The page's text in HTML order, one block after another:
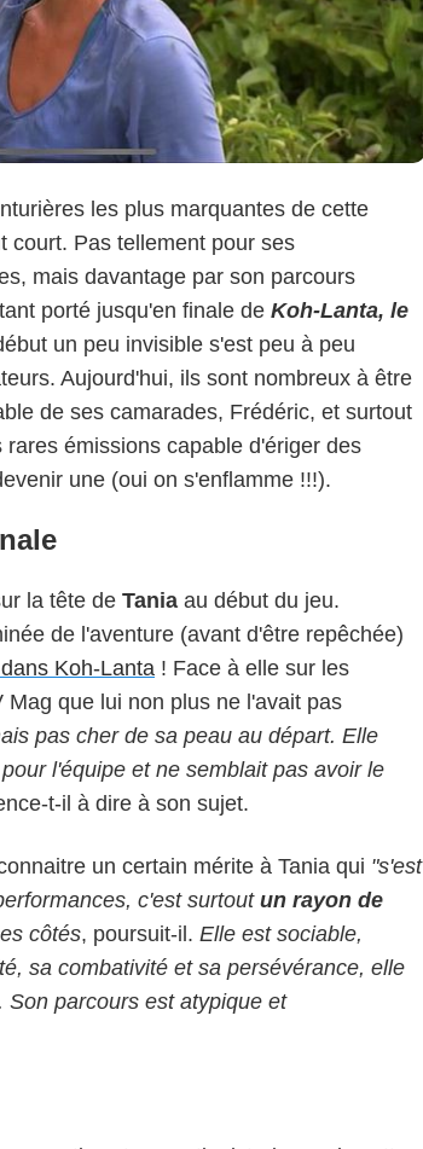
les plus marquantes de cette
court. Pas tellement pour ses
mais davantage par son parcours
porté jusqu'en finale de Koh-Lanta, le
un peu invisible s'est peu à peu
Aujourd'hui, ils sont nombreux à être
de ses camarades, Frédéric, et surtout
rares émissions capable d'ériger des
une (oui on s'enflamme !!!).
la tête de Tania au début du jeu.
de l'aventure (avant d'être repêchée)
Koh-Lanta ! Face à elle sur les
Mag que lui non plus ne l'avait pas
pas cher de sa peau au départ. Elle
l'équipe et ne semblait pas avoir le
t-il à dire à son sujet.
un certain mérite à Tania qui "s'est
c'est surtoutun rayon de
côtés, poursuit-il. Elle est sociable,
sa combativité et sa persévérance, elle
parcours est atypique et